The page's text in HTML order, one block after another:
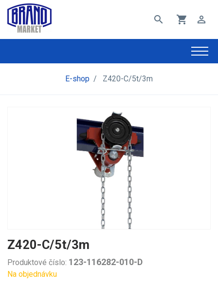
search shopping_cart perm_identity
E-shop / Z420-C/5t/3m
Z420-C/5t/3m
Produktové číslo: 123-116282-010-D
Na objednávku